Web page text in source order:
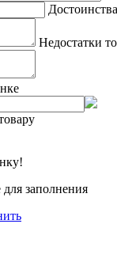
Недостатки
заполнения